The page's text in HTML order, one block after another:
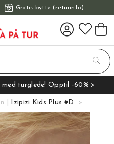
Gratis bytte (returinfo)
turglede! Opptil -60% >
Izipizi Kids Plus #D